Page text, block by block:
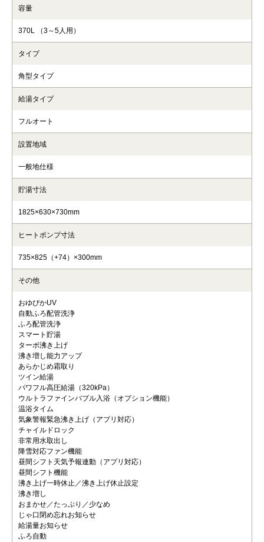
容量
370L （3～5人用）
タイプ
角型タイプ
給湯タイプ
フルオート
設置地域
一般地仕様
貯湯寸法
1825×630×730mm
ヒートポンプ寸法
735×825（+74）×300mm
その他
おゆぴかUV
自動ふろ配管洗浄
ふろ配管洗浄
スマート貯湯
ターボ沸き上げ
沸き増し能力アップ
あらかじめ霜取り
ツイン給湯
パワフル高圧給湯（320kPa）
ウルトラファインバブル入浴（オプション機能）
温浴タイム
気象警報緊急沸き上げ（アプリ対応）
チャイルドロック
非常用水取出し
降雪対応ファン機能
昼間シフト天気予報連動（アプリ対応）
昼間シフト機能
沸き上げ一時休止／沸き上げ休止設定
沸き増し
おまかせ／たっぷり／少なめ
じゃ口閉め忘れお知らせ
給湯量お知らせ
ふろ自動